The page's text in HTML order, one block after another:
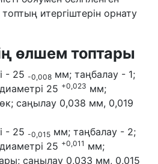
топтың итергіштерін орнату
өлшем топтары
- 25 -0,008 мм; таңбалау - 1;
25 +0,023 мм;
саңылау 0,038 мм, 0,019
- 25 -0,015 мм; таңбалау - 2;
25 +0,011 мм;
саңылау 0,033 мм, 0,015